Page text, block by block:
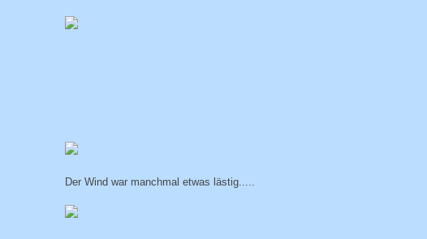
Der Wind war manchmal etwas lästig.....